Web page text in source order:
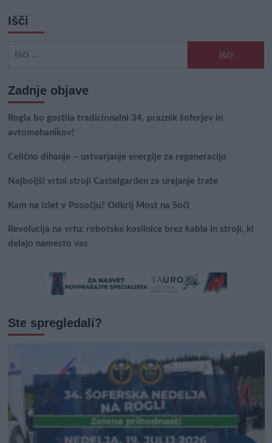
Išči
Zadnje objave
Rogla bo gostila tradicionalni 34. praznik šoferjev in
avtomehanikov!
Celično dihanje – ustvarjanje energije za regeneracijo
Najboljši vrtni stroji Castelgarden za urejanje trate
Kam na izlet v Posočju? Odkrij Most na Soči
Revolucija na vrtu: robotske kosilnice brez kabla in stroji, ki
delajo namesto vas
Ste spregledali?